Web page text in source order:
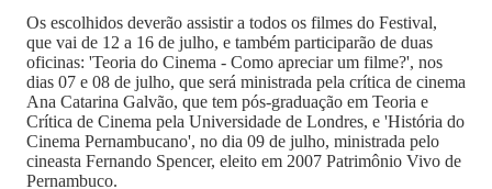
Os escolhidos deverão assistir a todos os filmes do Festival,
que vai de 12 a 16 de julho, e também participarão de duas
oficinas: 'Teoria do Cinema - Como apreciar um filme?', nos
dias 07 e 08 de julho, que será ministrada pela crítica de cinema
Ana Catarina Galvão, que tem pós-graduação em Teoria e
Crítica de Cinema pela Universidade de Londres, e 'História do
Cinema Pernambucano', no dia 09 de julho, ministrada pelo
cineasta Fernando Spencer, eleito em 2007 Patrimônio Vivo de
Pernambuco.